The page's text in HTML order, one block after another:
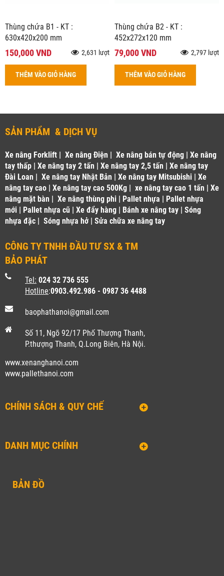
Thùng chứa B1 - KT :
630x420x200 mm
150,000 VND 2,631 lượt
THÊM VÀO GIỎ HÀNG
Thùng chứa B2 - KT :
452x272x120 mm
79,000 VND 2,797 lượt
THÊM VÀO GIỎ HÀNG
SẢN PHẨM & DỊCH VỤ
Xe nâng Forklift Xe nâng Điện Xe nâng bán tự động
Xe nâng
tay thấp
Xe nâng tay 2 tấn Xe nâng tay 2,5 tấn
Xe nâng tay
Đài Loan
Xe nâng tay Nhật Bản Xe nâng tay Mitsubishi
Xe
nâng tay cao
Xe nâng tay cao 500Kg xe nâng tay cao 1 tấn
Xe
nâng mặt bàn
Xe nâng thùng phi Pallet nhựa
Pallet nhựa
mới
Pallet nhựa cũ Xe đẩy hàng Bánh xe nâng tay
Sóng
nhựa đặc
Sóng nhựa hở Sửa chữa xe nâng tay
CÔNG TY TNHH ĐẦU TƯ SX & TM
BẢO PHÁT
Tel: 024 32 736 555
Hotline:0903.492.986 - 0987 36 4488
baophathanoi@gmail.com
Số 11, Ngõ 92/17 Phố Thượng Thanh,
P.thượng Thanh, Q.Long Biên, Hà Nội.
www.xenanghanoi.com
www.pallethanoi.com
CHÍNH SÁCH & QUY CHẾ
DANH MỤC CHÍNH
BẢN ĐỒ